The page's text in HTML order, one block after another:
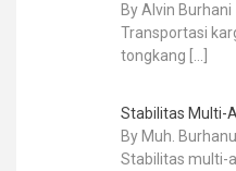
By Alvin Burhani
Transportasi
tongkang
Stabilitas Multi-
By Muh.
Stabilitas multi-